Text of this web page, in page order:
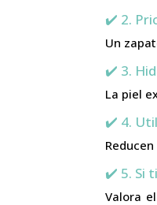
✔️ 2.
Un
✔️ 3.
La piel
✔️ 4.
✔️ 5. Si
Valora